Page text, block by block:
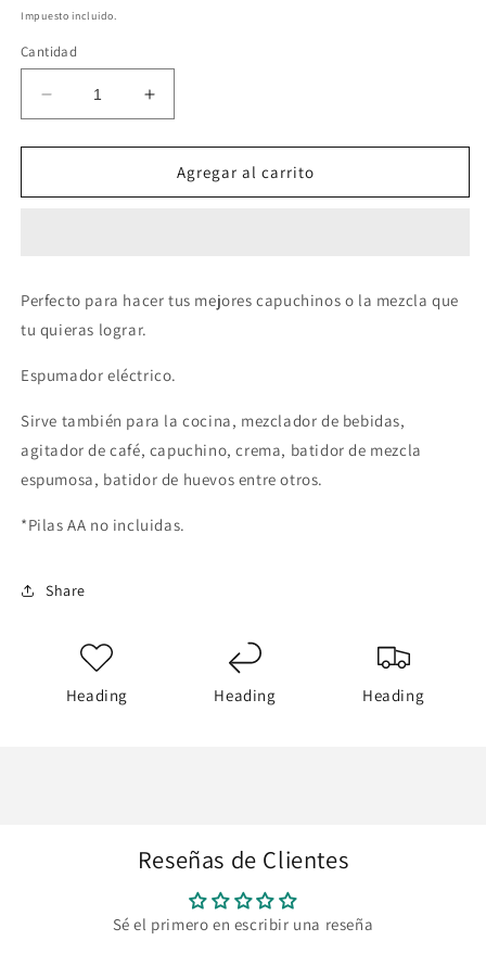
habitual
Impuesto incluido.
Cantidad
Reducir
cantidad
para
eléctrico
Aumentar
cantidad
para
Espumador
eléctrico
Agregar al carrito
Perfecto para hacer tus mejores capuchinos o la mezcla que
tu quieras lograr.
Espumador eléctrico.
Sirve también para la cocina, mezclador de bebidas,
agitador de café, capuchino, crema, batidor de mezcla
espumosa, batidor de huevos entre otros.
*Pilas AA no incluidas.
Share
Heading Heading Heading
Reseñas de Clientes
Sé el primero en escribir una reseña